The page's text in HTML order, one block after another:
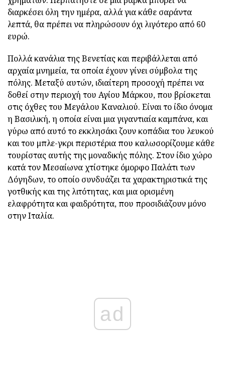
διαρκέσει όλη την ημέρα, αλλά για κάθε σαράντα
λεπτά, θα πρέπει να πληρώσουν όχι λιγότερο από 60
ευρώ.
Πολλά κανάλια της Βενετίας και περιβάλλεται από
αρχαία μνημεία, τα οποία έχουν γίνει σύμβολα της
πόλης. Μεταξύ αυτών, ιδιαίτερη προσοχή πρέπει να
δοθεί στην περιοχή του Αγίου Μάρκου, που βρίσκεται
στις όχθες του Μεγάλου Καναλιού. Είναι το ίδιο όνομα
η Βασιλική, η οποία είναι μια γιγαντιαία καμπάνα, και
γύρω από αυτό το εκκλησάκι ζουν κοπάδια του λευκού
και του μπλε-γκρι περιστέρια που καλωσορίζουμε κάθε
τουρίστας αυτής της μοναδικής πόλης. Στον ίδιο χώρο
κατά τον Μεσαίωνα χτίστηκε όμορφο Παλάτι των
Δόγηδων, το οποίο συνδυάζει τα χαρακτηριστικά της
γοτθικής και της λιτότητας, και μια ορισμένη
ελαφρότητα και φαιδρότητα, που προσιδιάζουν μόνο
στην Ιταλία.
ad